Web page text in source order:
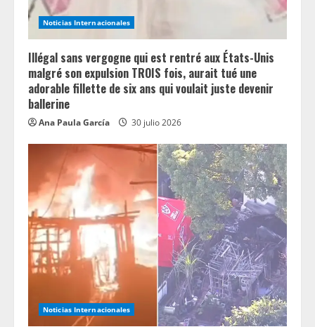
Noticias Internacionales
Illégal sans vergogne qui est rentré aux États-Unis
malgré son expulsion TROIS fois, aurait tué une
adorable fillette de six ans qui voulait juste devenir
ballerine
Ana Paula García 30 julio 2026
Noticias Internacionales